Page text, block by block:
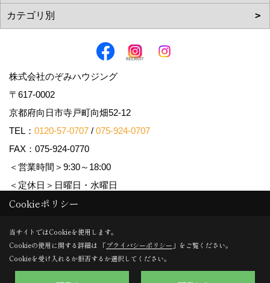
株式会社のぞみハウジング
〒617-0002
京都府向日市寺戸町向畑52-12
TEL： 0120-57-0707 / 075-924-0707
FAX：075-924-0770
＜営業時間＞9:30～18:00
＜定休日＞日曜日・水曜日
Copyright (c) Nozomi Housing. All Rights Reserved.
Produced byゴデスクリエイト
Cookieポリシー
当サイトではCookieを使用します。
Cookieの使用に関する詳細は 「プライバシーポリシー 」をご覧ください。
Cookieを受け入れるか拒否するか選択してください。